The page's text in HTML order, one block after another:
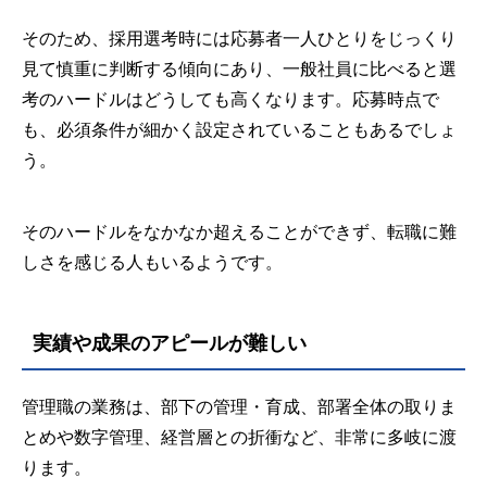
そのため、採用選考時には応募者一人ひとりをじっくり
見て慎重に判断する傾向にあり、一般社員に比べると選
考のハードルはどうしても高くなります。応募時点で
も、必須条件が細かく設定されていることもあるでしょ
う。
そのハードルをなかなか超えることができず、転職に難
しさを感じる人もいるようです。
実績や成果のアピールが難しい
管理職の業務は、部下の管理・育成、部署全体の取りま
とめや数字管理、経営層との折衝など、非常に多岐に渡
ります。